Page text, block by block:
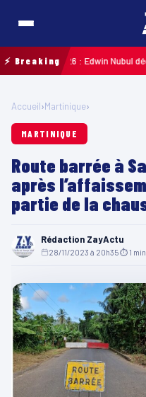
⚡ Breaking
2026 : Edwin Nubul
Accueil›Martinique›
MARTINIQUE
Route barrée à
après
partie de la
Rédaction ZayActu
28/11/2023 à 20h35⏱ 1 min